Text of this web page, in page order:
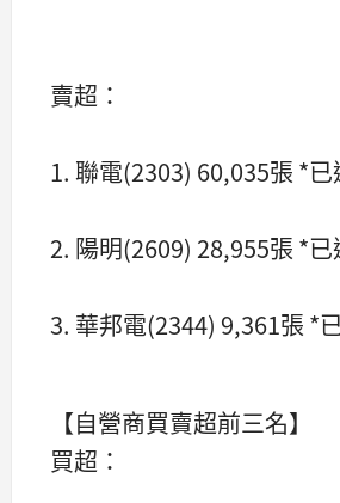
賣超：
1. 聯電(2303) 60,035張 *
2. 陽明(2609) 28,955張 *
3. 華邦電(2344) 9,361張 *
【自營商買賣超前三名】
買超：